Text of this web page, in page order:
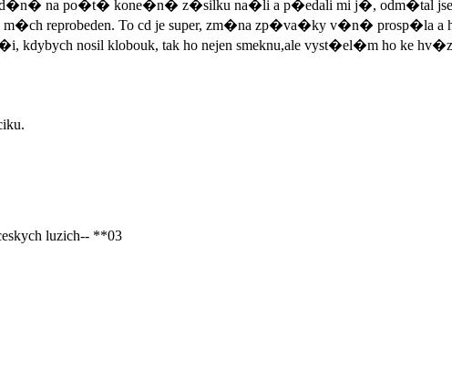
na po�t� kone�n� z�silku na�li a p�edali mi j�, odm�tal
reprobeden. To cd je super, zm�na zp�va�ky v�n�
kdybych nosil klobouk, tak ho nejen smeknu,ale vyst�el�m ho
luzich-- **03